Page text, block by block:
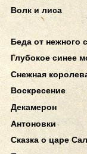
Волк и лиса
Беда от нежного
Глубокое синее
Снежная
Воскресение
Декамерон
Антоновки
Сказка о царе